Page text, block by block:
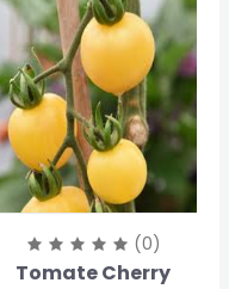
(0)
Tomate Cherry